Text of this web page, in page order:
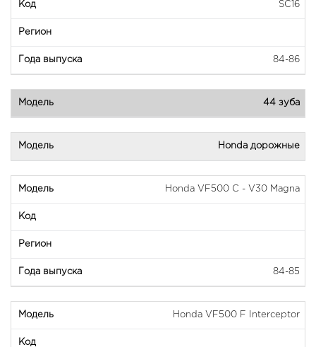
SC16
84-86
44 зуба
Honda дорожные
Honda VF500 C - V30 Magna
84-85
Honda VF500 F Interceptor